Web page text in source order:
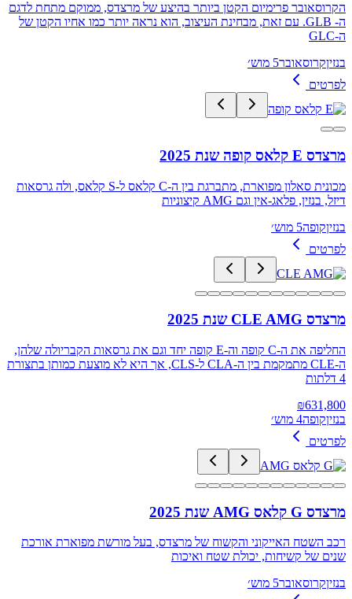
הקרוסאובר פרימיום הקטן ביותר בהיצע של מרצדס, ממוקם מתחת לדגם
ה- GLB. עם זאת, מבחינת העיצוב, הוא נראה יותר כמו אחיו הקטן של
ה-GLC
בנזיןקרוסאובר5 מוש׳
לפרטים
מרצדס E קלאס קופה שנת 2025
מכונית סאלון מפוארת, מתברגת בין ה-C קלאס ל-S קלאס, ולה גרסאות
דיזל, בנזין, פלאג-אין וגם AMG קיצוניות
בנזיןקופה5 מוש׳
לפרטים
מרצדס CLE AMG שנת 2025
החליפה את ה-C קופה וה-E קופה יחד וגם את גרסאות הקבריולה שלהן,
ה-CLE מתמקמת בין ה-CLA ל-CLS, אך היא לא מוצעת כמותן בתצורת
4 דלתות
₪631,800
בנזיןקופה4 מוש׳
לפרטים
מרצדס G קלאס AMG שנת 2025
רכב השטח האייקוני והקשוח של מרצדס, בעל מורשת מפוארת אורכת
שנים של קשיחות, יכולת שטח ואיכות
בנזיןקרוסאובר5 מוש׳